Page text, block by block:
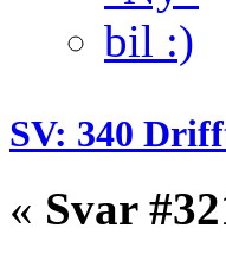
SV: 340
« Svar